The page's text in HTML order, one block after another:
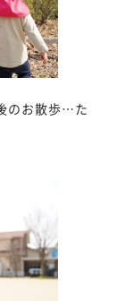
のお散歩…た